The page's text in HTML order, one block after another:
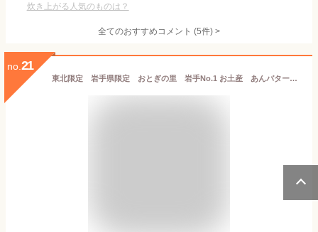
炊き上がる人気のものは？
全てのおすすめコメント (5件) >
no. 21
東北限定 岩手県限定 おとぎの里 岩手No.1 お土産 あんバターサンドクッキー 菓子 18個